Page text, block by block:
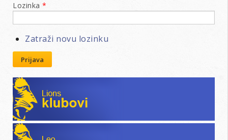
Lozinka *
Zatraži novu lozinku
Prijava
Lions klubovi
Leo klubovi